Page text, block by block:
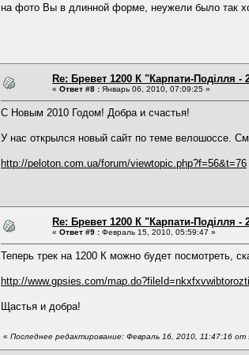
на фото Вы в длинной форме, неужели было так
Re: Бревет 1200 К "Карпати-Поділля -
« Ответ #8 : Январь 06, 2010, 07:09:25 »
С Новым 2010 Годом! Добра и счастья!
У нас открылся новый сайт по теме велошоссе.
http://peloton.com.ua/forum/viewtopic.php?f=56&t=76
Re: Бревет 1200 К "Карпати-Поділля -
« Ответ #9 : Февраль 15, 2010, 05:59:47 »
Теперь трек на 1200 К можно будет посмотреть,
http://www.gpsies.com/map.do?fileId=nkxfxvwibtorozti
Щастья и добра!
« Последнее редактирование: Февраль 16, 2010, 11:47:16 от